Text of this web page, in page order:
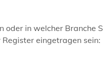
oder in welcher Branche
eingetragen sein: